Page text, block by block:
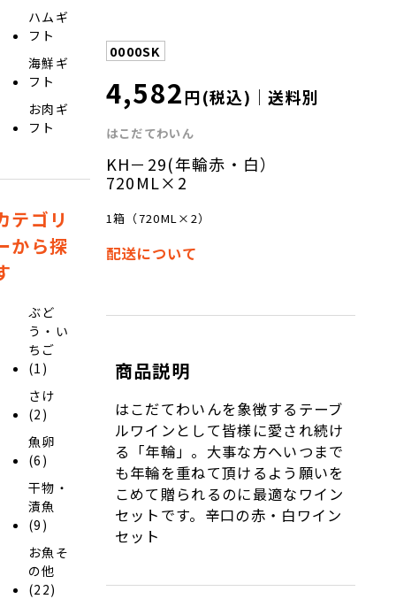
ハムギ
フト
海鮮ギ
フト
お肉ギ
フト
テゴリ
から探
ぶど
う・い
ちご
(1)
さけ
(2)
魚卵
(6)
干物・
漬魚
(9)
お魚そ
の他
(22)
0000SK
4,582円(税込)｜送料別
はこだてわいん
KH－29(年輪赤・白）
720ML×2
1箱（720ML×2）
配送について
商品説明
はこだてわいんを象徴するテーブ
ルワインとして皆様に愛され続け
る「年輪」。大事な方へいつまで
も年輪を重ねて頂けるよう願いを
こめて贈られるのに最適なワイン
セットです。辛口の赤・白ワイン
セット